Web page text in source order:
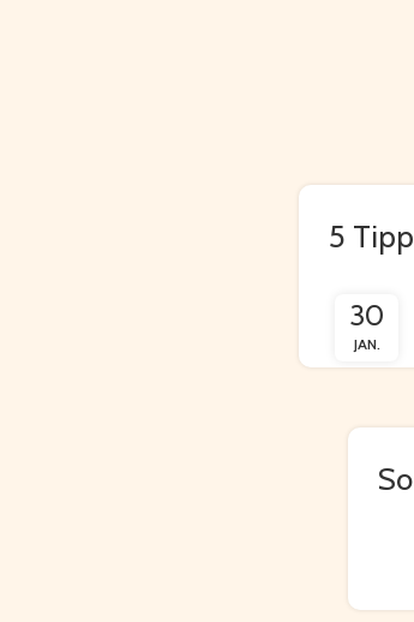
30
JAN.
5